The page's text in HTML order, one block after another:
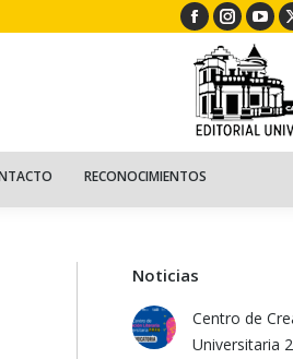
Facebook
page
opens
in
new
window
page
opens
in
new
page
in
new
RECONOCIMIENTOS
Noticias
Centro de
Universitaria
NIÑOS CONTACTO